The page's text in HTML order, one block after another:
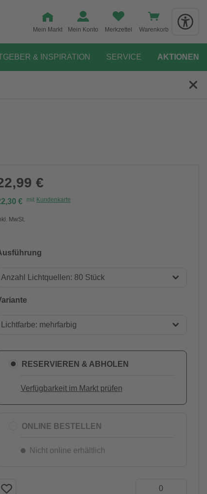
Mein Markt Mein Konto Merkzettel Warenkorb
& INSPIRATION SERVICE AKTIONEN
€
€ mit Kundenkarte
MwSt.
Anzahl Lichtquellen: 80 Stück
Anzahl Lichtquellen: 80 Stück
Lichtfarbe: mehrfarbig
Lichtfarbe: mehrfarbig
RESERVIEREN & ABHOLEN
Verfügbarkeit im Markt prüfen
ONLINE BESTELLEN
Nicht online erhältlich